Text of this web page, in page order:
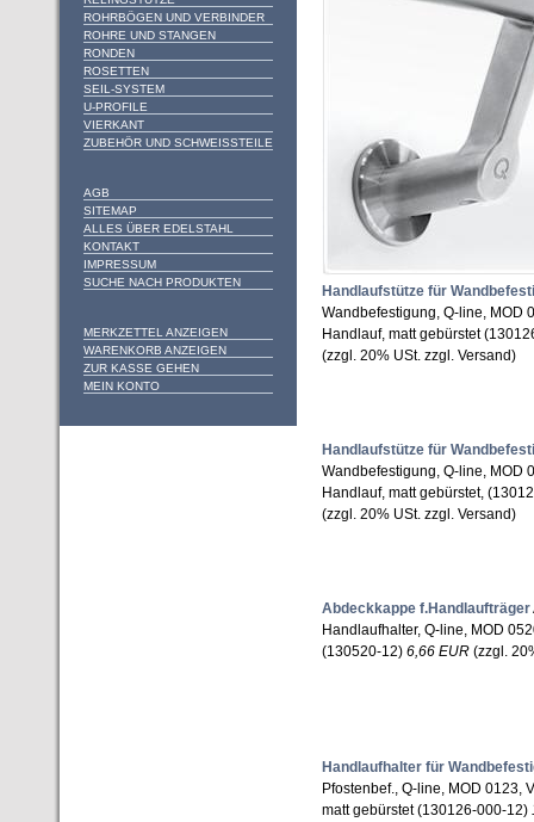
ROHRBÖGEN UND VERBINDER
ROHRE UND STANGEN
RONDEN
ROSETTEN
SEIL-SYSTEM
U-PROFILE
VIERKANT
ZUBEHÖR UND SCHWEISSTEILE
AGB
SITEMAP
ALLES ÜBER EDELSTAHL
KONTAKT
IMPRESSUM
SUCHE NACH PRODUKTEN
MERKZETTEL ANZEIGEN
WARENKORB ANZEIGEN
ZUR KASSE GEHEN
MEIN KONTO
Handlaufstütze für
Wandbefestigung, Q-line, MOD
Handlauf, matt gebürstet
(zzgl. 20% USt. zzgl. Versand)
Handlaufstütze für
Wandbefestigung, Q-line, MOD
Handlauf, matt gebürstet,
(zzgl. 20% USt. zzgl. Versand)
Abdeckkappe f.Handlaufträger
Handlaufhalter, Q-line, MOD
(130520-12) 6,66 EUR (zzgl.
Handlaufhalter für
Pfostenbef., Q-line, MOD 0123,
matt gebürstet (130126-000-12)